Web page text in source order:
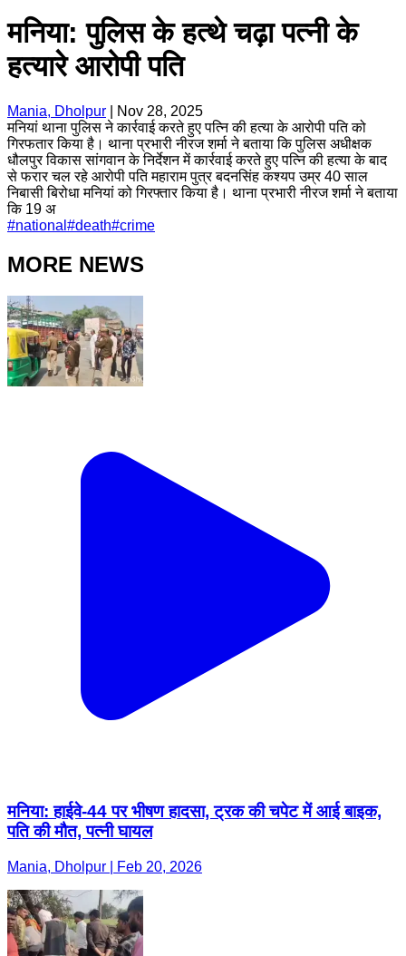
मनिया: पुलिस के हत्थे चढ़ा पत्नी के
हत्यारे आरोपी पति
Mania, Dholpur
Nov 28, 2025
मनियां थाना पुलिस ने कार्रवाई करते हुए पत्नि की हत्या के आरोपी पति को
गिरफतार किया है। थाना प्रभारी नीरज शर्मा ने बताया कि पुलिस अधीक्षक
धौलपुर विकास सांगवान के निर्देशन में कार्रवाई करते हुए पत्नि की हत्या के बाद
से फरार चल रहे आरोपी पति महाराम पुत्र बदनसिंह कश्यप उम्र 40 साल
निबासी बिरोधा मनियां को गिरफ्तार किया है। थाना प्रभारी नीरज शर्मा ने बताया
कि 19 अ
#national #death#crime
MORE NEWS
मनिया: हाईवे-44 पर भीषण हादसा, ट्रक की चपेट में आई बाइक,
पति की मौत, पत्नी घायल
Mania, Dholpur | Feb 20, 2026